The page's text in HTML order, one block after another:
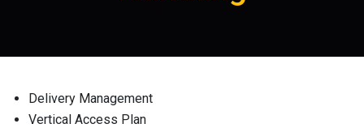
Delivery Management
Vertical Access Plan